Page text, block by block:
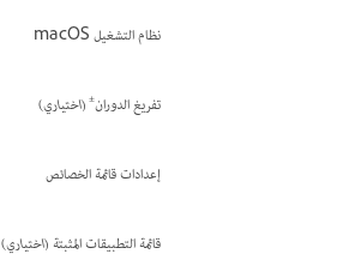
نظام التشغيل macOS
تفريغ الدوران±(اختياري)
إعدادات قائمة الخصائص
قائمة التطبيقات المثبتة(اختياري)